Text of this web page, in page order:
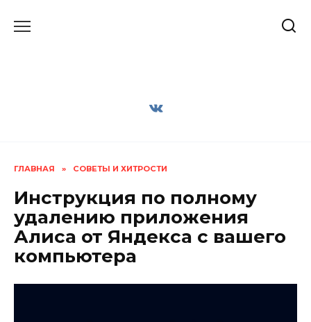
ГЛАВНАЯ » СОВЕТЫ И ХИТРОСТИ
Инструкция по полному
удалению приложения
Алиса от Яндекса с вашего
компьютера